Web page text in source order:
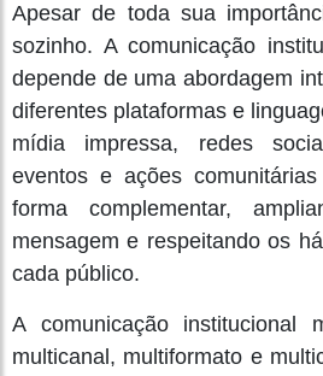
Apesar de toda sua
sozinho. A comunicação
depende de uma abordagem
diferentes plataformas e
mídia impressa, redes
eventos e ações
forma complementar,
mensagem e respeitando os
cada público.
A comunicação institucional
multicanal, multiformato e